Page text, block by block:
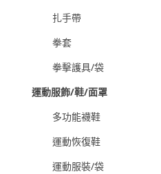
扎手帶
拳套
拳擊護具/袋
運動服飾/鞋/面罩
多功能襪鞋
運動恢復鞋
運動服裝/袋